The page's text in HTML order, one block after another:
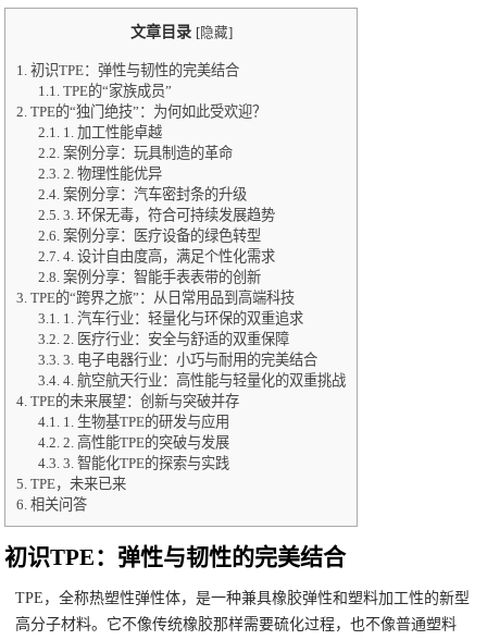
文章目录 [隐藏]
1. 初识TPE：弹性与韧性的完美结合
1.1. TPE的“家族成员”
2. TPE的“独门绝技”：为何如此受欢迎？
2.1.
1. 加工性能卓越
2.2. 案例分享：玩具制造的革命
2.3. 2. 物理性能优异
2.4. 案例分享：汽车密封条的升级
2.5. 3. 环保无毒，符合可持续发展趋势
2.6. 案例分享：医疗设备的绿色转型
2.7. 4. 设计自由度高，满足个性化需求
2.8. 案例分享：智能手表表带的创新
3. TPE的“跨界之旅”：从日常用品到高端科技
3.1.
1. 汽车行业：轻量化与环保的双重追求
3.2. 2. 医疗行业：安全与舒适的双重保障
3.3. 3. 电子电器行业：小巧与耐用的完美结合
3.4. 4. 航空航天行业：高性能与轻量化的双重挑战
4. TPE的未来展望：创新与突破并存
4.1.
1. 生物基TPE的研发与应用
4.2. 2. 高性能TPE的突破与发展
4.3. 3. 智能化TPE的探索与实践
5. TPE，未来已来
6. 相关问答
初识TPE：弹性与韧性的完美结合
TPE，全称热塑性弹性体，是一种兼具橡胶弹性和塑料加工性的新型
高分子材料。它不像传统橡胶那样需要硫化过程，也不像普通塑料